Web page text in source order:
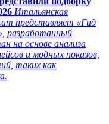
Итальянская
представляет «Гид
разработанный
на основе анализа
и модных показов,
таких как